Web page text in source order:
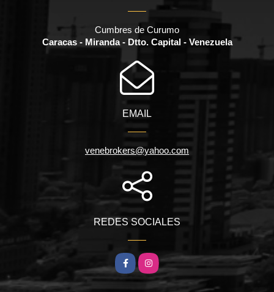
Cumbres de Curumo
Caracas - Miranda - Dtto. Capital - Venezuela
EMAIL
venebrokers@yahoo.com
REDES SOCIALES
FacebookInstagram